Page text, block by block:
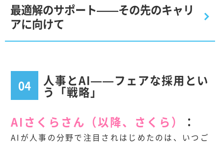
最適解のサポート——その先のキャリ
アに向けて
04 人事とAI——フェアな採用とい
う「戦略」
AIさくらさん（以降、さくら）
：
AIが人事の分野で注目されはじめたのは、いつご